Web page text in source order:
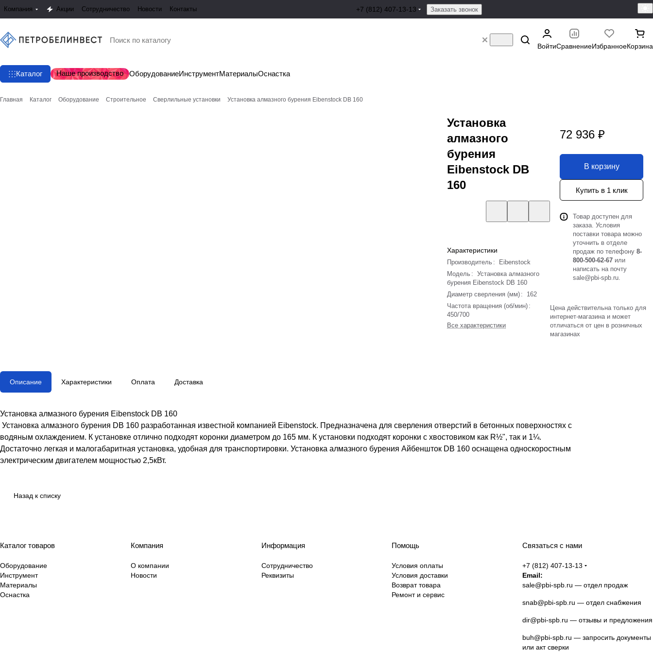
Компания Акции Сотрудничество Новости Контакты +7 (812) 407-13-13 Заказать звонок
ВойтиСравнениеИзбранноеКорзина
Каталог Наше производство ОборудованиеИнструментМатериалыОснастка
Главная Каталог Оборудование Строительное Сверлильные установки Установка алмазного бурения Eibenstock DB 160
Установка
алмазного
бурения
Eibenstock DB
160
Характеристики
Производитель :
Eibenstock
Модель : Установка алмазного
бурения Eibenstock DB 160
Диаметр сверления (мм) :
162
Частота вращения (об/мин) :
450/700
Все характеристики
72 936 ₽
В корзину
Купить в 1 клик
Товар доступен для
заказа. Условия
поставки товара можно
уточнить в отделе
продаж по телефону 8-
800-500-62-67 или
написать на почту
sale@pbi-spb.ru.
Цена действительна только для
интернет-магазина и может
отличаться от цен в розничных
магазинах
Описание Характеристики Оплата Доставка
Установка алмазного бурения Eibenstock DB 160
Установка алмазного бурения DB 160 разработанная известной компанией Eibenstock. Предназначена для сверления отверстий в бетонных поверхностях с
водяным охлаждением. К установке отлично подходят коронки диаметром до 165 мм. К установки подходят коронки с хвостовиком как R½", так и 1¼.
Достаточно легкая и малогабаритная установка, удобная для транспортировки. Установка алмазного бурения Айбеншток DB 160 оснащена односкоростным
электрическим двигателем мощностью 2,5кВт.
Назад к списку
Каталог товаров
Оборудование
Инструмент
Материалы
Оснастка
Компания
О компании
Новости
Информация
Сотрудничество
Реквизиты
Помощь
Условия оплаты
Условия доставки
Возврат товара
Ремонт и сервис
Связаться с нами
+7 (812) 407-13-13
Email:
sale@pbi-spb.ru — отдел продаж
snab@pbi-spb.ru — отдел снабжения
dir@pbi-spb.ru — отзывы и предложения
buh@pbi-spb.ru — запросить документы
или акт сверки